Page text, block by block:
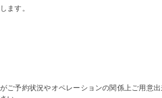
ます。
ご予約状況やオペレーションの関係上ご用意